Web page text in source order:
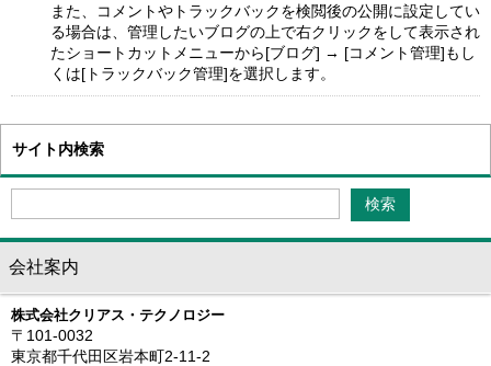
また、コメントやトラックバックを検閲後の公開に設定してい
る場合は、管理したいブログの上で右クリックをして表示され
たショートカットメニューから[ブログ] → [コメント管理]もし
くは[トラックバック管理]を選択します。
サイト内検索
会社案内
株式会社クリアス・テクノロジー
〒101-0032
東京都千代田区岩本町2-11-2